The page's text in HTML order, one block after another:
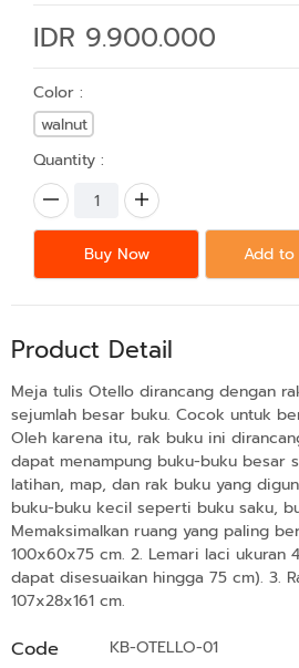
IDR 9.900.000
Color :
walnut
Quantity :
Buy Now Add to
Product Detail
Meja tulis Otello dirancang dengan
sejumlah besar buku. Cocok untuk
Oleh karena itu, rak buku ini
dapat menampung buku-buku besar
latihan, map, dan rak buku yang
buku-buku kecil seperti buku saku,
Memaksimalkan ruang yang paling
100x60x75 cm. 2. Lemari laci ukuran
dapat disesuaikan hingga 75 cm). 3.
107x28x161 cm.
Code KB-OTELLO-01